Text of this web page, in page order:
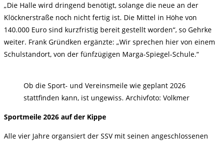
„Die Halle wird dringend benötigt, solange die neue an der
Klöcknerstraße noch nicht fertig ist. Die Mittel in Höhe von
140.000 Euro sind kurzfristig bereit gestellt worden“, so Gehrke
weiter. Frank Gründken ergänzte: „Wir sprechen hier von einem
Schulstandort, von der fünfzügigen Marga-Spiegel-Schule.“
Ob die Sport- und Vereinsmeile wie geplant 2026
stattfinden kann, ist ungewiss. Archivfoto: Volkmer
Sportmeile 2026 auf der Kippe
Alle vier Jahre organsiert der SSV mit seinen angeschlossenen